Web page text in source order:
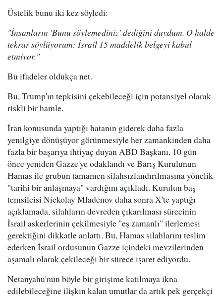
Üstelik bunu iki kez söyledi:
"İnsanların 'Bunu söylemediniz' dediğini duydum. O halde
tekrar söylüyorum: İsrail 15 maddelik belgeyi kabul
etmiyor."
Bu ifadeler oldukça net.
Bu, Trump'ın tepkisini çekebileceği için potansiyel olarak
riskli bir hamle.
İran konusunda yaptığı hatanın giderek daha fazla
yenilgiye dönüşüyor görünmesiyle her zamankinden daha
fazla bir başarıya ihtiyaç duyan ABD Başkanı, 10 gün
önce yeniden Gazze'ye odaklandı ve Barış Kurulunun
Hamas ile grubun tamamen silahsızlandırılmasına yönelik
"tarihi bir anlaşmaya" vardığını açıkladı. Kurulun baş
temsilcisi Nickolay Mladenov daha sonra X'te yaptığı
açıklamada, silahların devreden çıkarılması sürecinin
İsrail askerlerinin çekilmesiyle "eş zamanlı" ilerlemesi
gerektiğini dikkatle anlattı. Bu, Hamas silahlarını teslim
ederken İsrail ordusunun Gazze içindeki mevzilerinden
aşamalı olarak çekileceği bir sürece işaret ediyordu.
Netanyahu'nun böyle bir girişime katılmaya ikna
edilebileceğine ilişkin kalan umutlar da artık pek gerçekçi